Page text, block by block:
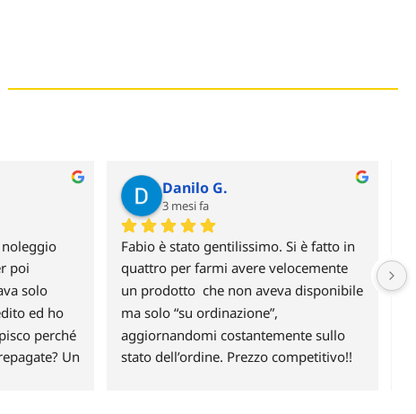
poi
solo
ed ho
perché
Un
Danilo G.
3 mesi fa
Fabio è stato gentilissimo. Si è fatto in
quattro per farmi avere velocemente
un prodotto  che non aveva disponibile
ma solo “su ordinazione”,
aggiornandomi costantemente sullo
stato dell’ordine. Prezzo competitivo!!